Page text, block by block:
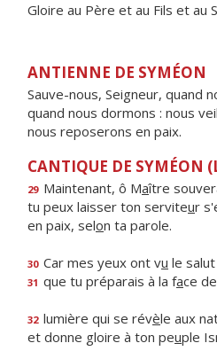
Gloire au Père et au Fils et au
ANTIENNE DE SYMÉON
Sauve-nous, Seigneur, quand
quand nous dormons : nous
nous reposerons en paix.
CANTIQUE DE SYMÉON
29 Maintenant, ô Maître
tu peux laisser ton serviteur
en paix, selon ta parole.
30 Car mes yeux ont vu le salut
31 que tu préparais à la face
32 lumière qui se révèle aux
et donne gloire à ton peuple